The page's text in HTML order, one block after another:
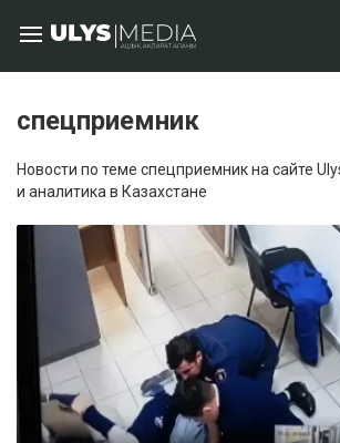
спецприемник
Новости по теме спецприемник на сайте
и аналитика в Казахстане